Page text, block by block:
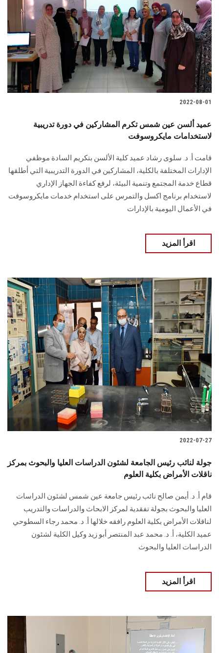
2022-08-01
عميد ألسن عين شمس تكرم المشاركين في دورة تدريبية
لاستخدامات مايكروسوفت
قامت أ. د. سلوى رشاد عميد كلية الألسن بتكريم السادة موظفي
الإدارات المختلفة بالكلية، المشاركين في الدورة التدريبية التي أطلقها
قطاع خدمة المجتمع وتنمية البيئة، لرفع كفاءة الجهاز الإداري
لاستخدام برنامج اكسل والتمرس على استخدام خدمات مايكروسوفت
في الأعمال اليومية بالإدارات
اقرأ المزيد
2022-07-27
جولة لنائب رئيس الجامعة لشئون الدراسات العليا والبحوث بمركز
ناقلات الأمراض بكلية العلوم
قام أ. د. أيمن صالح نائب رئيس جامعة عين شمس لشئون الدراسات
العليا والبحوث بجولة تفقدية لمركز الابحاث والدراسات والتدريب
لناقلات الأمراض بكلية العلوم رافقه خلالها أ. د. محمد رجاء السطوحي
عميد الكلية، أ. د. محمد عبد المنتصر أبو زيد وكيل الكلية لشئون
الدراسات العليا والبحوث
اقرأ المزيد